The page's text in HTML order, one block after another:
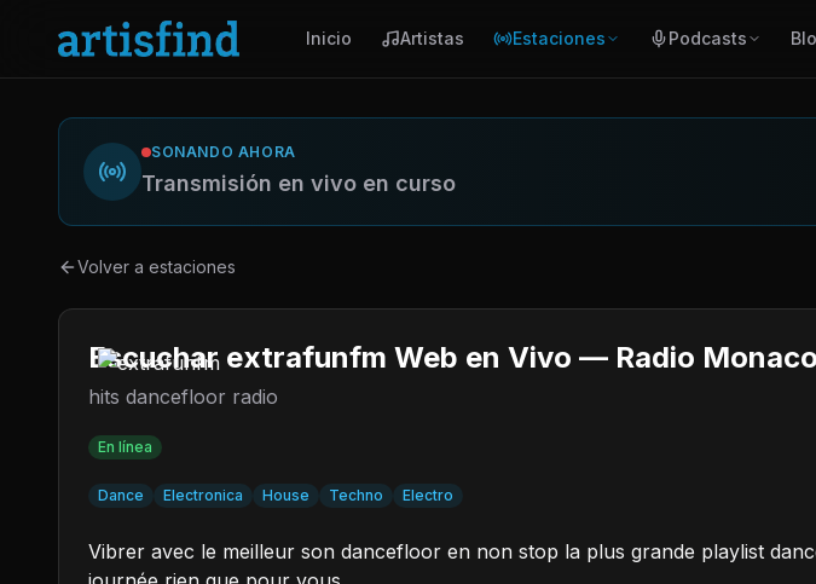
Inicio Artistas Estaciones Podcasts
SONANDO AHORA
Transmisión en vivo en curso
Volver a estaciones
Escuchar extrafunfm Web en Vivo — Radio Monaco
hits dancefloor radio
En línea
Dance Electronica House Techno Electro
Vibrer avec le meilleur son dancefloor en non stop la plus grande playlist